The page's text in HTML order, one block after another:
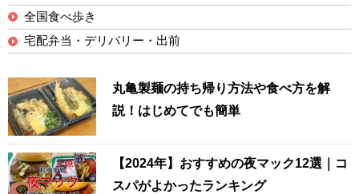
全国食べ歩き
宅配弁当・デリバリー・出前
丸亀製麺の持ち帰り方法や食べ方を解
説！はじめてでも簡単
【2024年】おすすめの夜マック12選｜コ
スパがよかったランキング